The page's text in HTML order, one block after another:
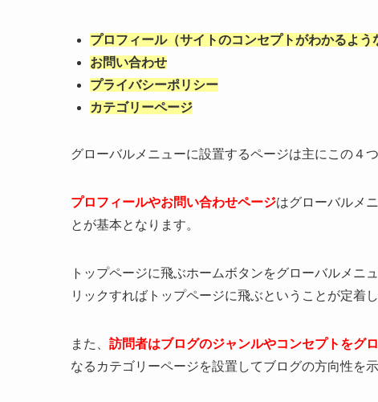
プロフィール（サイトのコンセプトがわかるよう
お問い合わせ
プライバシーポリシー
カテゴリーページ
グローバルメニューに設置するページは主にこの４つ
プロフィールやお問い合わせページはグローバルメ
とが基本となります。
トップページに飛ぶホームボタンをグローバルメニ
リックすればトップページに飛ぶということが定着
また、 訪問者はブログのジャンルやコンセプトをグ
なるカテゴリーページを設置してブログの方向性を